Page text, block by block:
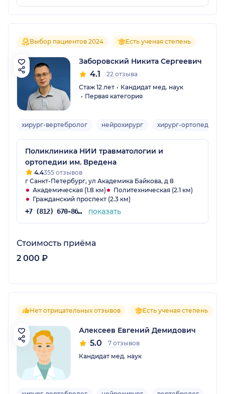
Выбор пациентов 2024 Есть ученая степень
Заборовский Никита Сергеевич
4.1
22 отзыва
Стаж 12 лет
Кандидат мед. наук
Первая категория
хирург-вертебролог нейрохирург хирург-ортопед
Поликлиника НИИ травматологии и
ортопедии им. Вредена
4.4355 отзывов
г Санкт-Петербург, ул Академика Байкова, д 8
Академическая (1.8 км)
Политехническая (2.1 км)
Гражданский проспект (2.3 км)
+7 (812) 670-86-70 показать
Стоимость приёма
2 000 ₽
Нет отрицательных отзывов Есть ученая степень
Алексеев Евгений Демидович
5.0
7 отзывов
Кандидат мед. наук